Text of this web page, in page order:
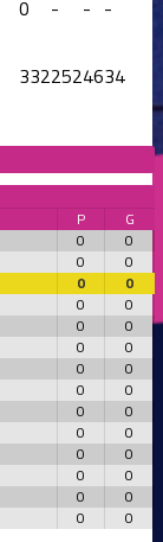
0 - - -
3322524634
P
G
0
0
0
0
0
0
0
0
0
0
0
0
0
0
0
0
0
0
0
0
0
0
0
0
0
0
0 0